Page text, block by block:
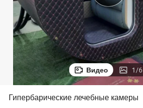
Видео 1/6
Гипербарические лечебные камеры